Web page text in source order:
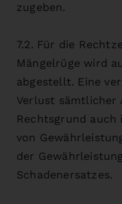
zugeben.
7.2. Für die
Mängelrüge wird
abgestellt. Eine
Verlust sämtlicher
Rechtsgrund auch
von
der
Schadenersatzes.